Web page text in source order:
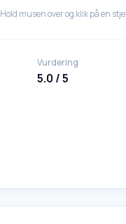
Hold musen over og klik på en
Vurdering
5.0 / 5